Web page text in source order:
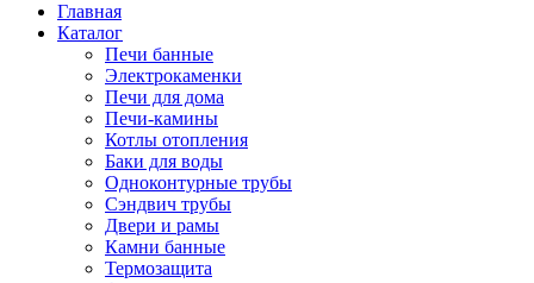
Главная
Каталог
Печи банные
Электрокаменки
Печи для дома
Печи-камины
Котлы отопления
Баки для воды
Одноконтурные трубы
Сэндвич трубы
Двери и рамы
Камни банные
Термозащита